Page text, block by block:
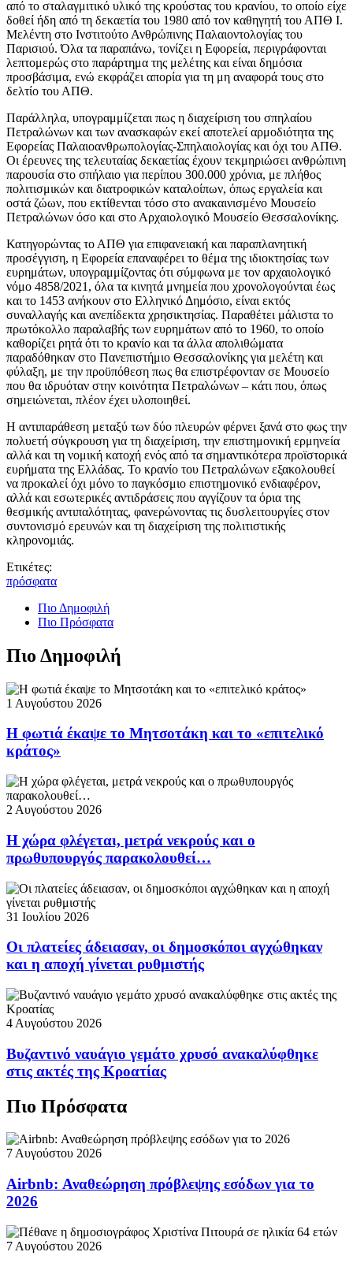
από το σταλαγμιτικό υλικό της κρούστας του κρανίου, το οποίο είχε
δοθεί ήδη από τη δεκαετία του 1980 από τον καθηγητή του ΑΠΘ Ι.
Μελέντη στο Ινστιτούτο Ανθρώπινης Παλαιοντολογίας του
Παρισιού. Όλα τα παραπάνω, τονίζει η Εφορεία, περιγράφονται
λεπτομερώς στο παράρτημα της μελέτης και είναι δημόσια
προσβάσιμα, ενώ εκφράζει απορία για τη μη αναφορά τους στο
δελτίο του ΑΠΘ.
Παράλληλα, υπογραμμίζεται πως η διαχείριση του σπηλαίου
Πετραλώνων και των ανασκαφών εκεί αποτελεί αρμοδιότητα της
Εφορείας Παλαιοανθρωπολογίας-Σπηλαιολογίας και όχι του ΑΠΘ.
Οι έρευνες της τελευταίας δεκαετίας έχουν τεκμηριώσει ανθρώπινη
παρουσία στο σπήλαιο για περίπου 300.000 χρόνια, με πλήθος
πολιτισμικών και διατροφικών καταλοίπων, όπως εργαλεία και
οστά ζώων, που εκτίθενται τόσο στο ανακαινισμένο Μουσείο
Πετραλώνων όσο και στο Αρχαιολογικό Μουσείο Θεσσαλονίκης.
Κατηγορώντας το ΑΠΘ για επιφανειακή και παραπλανητική
προσέγγιση, η Εφορεία επαναφέρει το θέμα της ιδιοκτησίας των
ευρημάτων, υπογραμμίζοντας ότι σύμφωνα με τον αρχαιολογικό
νόμο 4858/2021, όλα τα κινητά μνημεία που χρονολογούνται έως
και το 1453 ανήκουν στο Ελληνικό Δημόσιο, είναι εκτός
συναλλαγής και ανεπίδεκτα χρησικτησίας. Παραθέτει μάλιστα το
πρωτόκολλο παραλαβής των ευρημάτων από το 1960, το οποίο
καθορίζει ρητά ότι το κρανίο και τα άλλα απολιθώματα
παραδόθηκαν στο Πανεπιστήμιο Θεσσαλονίκης για μελέτη και
φύλαξη, με την προϋπόθεση πως θα επιστρέφονταν σε Μουσείο
που θα ιδρυόταν στην κοινότητα Πετραλώνων – κάτι που, όπως
σημειώνεται, πλέον έχει υλοποιηθεί.
Η αντιπαράθεση μεταξύ των δύο πλευρών φέρνει ξανά στο φως την
πολυετή σύγκρουση για τη διαχείριση, την επιστημονική ερμηνεία
αλλά και τη νομική κατοχή ενός από τα σημαντικότερα προϊστορικά
ευρήματα της Ελλάδας. Το κρανίο του Πετραλώνων εξακολουθεί
να προκαλεί όχι μόνο το παγκόσμιο επιστημονικό ενδιαφέρον,
αλλά και εσωτερικές αντιδράσεις που αγγίζουν τα όρια της
θεσμικής αντιπαλότητας, φανερώνοντας τις δυσλειτουργίες στον
συντονισμό ερευνών και τη διαχείριση της πολιτιστικής
κληρονομιάς.
Ετικέτες:
πρόσφατα
Πιο Δημοφιλή
Πιο Πρόσφατα
Πιο Δημοφιλή
1 Αυγούστου 2026
Η φωτιά έκαψε το Μητσοτάκη και το «επιτελικό
κράτος»
2 Αυγούστου 2026
Η χώρα φλέγεται, μετρά νεκρούς και ο
πρωθυπουργός παρακολουθεί…
31 Ιουλίου 2026
Οι πλατείες άδειασαν, οι δημοσκόποι αγχώθηκαν
και η αποχή γίνεται ρυθμιστής
4 Αυγούστου 2026
Βυζαντινό ναυάγιο γεμάτο χρυσό ανακαλύφθηκε
στις ακτές της Κροατίας
Πιο Πρόσφατα
7 Αυγούστου 2026
Airbnb: Αναθεώρηση πρόβλεψης εσόδων για το
2026
7 Αυγούστου 2026